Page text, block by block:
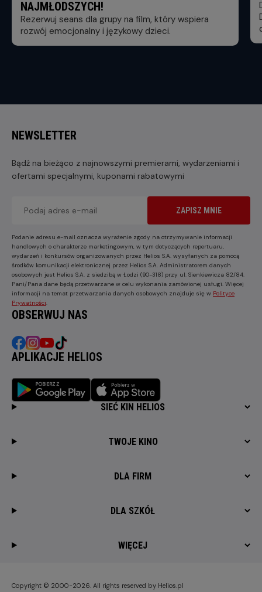
NAJMŁODSZYCH!
Rezerwuj seans dla grupy na film, który wspiera
rozwój emocjonalny i językowy dzieci.
NEWSLETTER
Bądź na bieżąco z najnowszymi premierami, wydarzeniami i
ofertami specjalnymi, kuponami rabatowymi
ZAPISZ MNIE
Podanie adresu e-mail oznacza wyrażenie zgody na otrzymywanie informacji
handlowych o charakterze marketingowym, w tym dotyczących repertuaru,
wydarzeń i konkursów organizowanych przez Helios S.A. wysyłanych za pomocą
środków komunikacji elektronicznej przez Helios S.A. Administratorem danych
osobowych jest Helios S.A. z siedzibą w Łodzi (90-318) przy ul. Sienkiewicza 82/84.
Pani/Pana dane będą przetwarzane w celu wykonania zamówionej usługi. Więcej
informacji na temat przetwarzania danych osobowych znajduje się w Polityce
Prywatności.
OBSERWUJ NAS
APLIKACJE HELIOS
SIEĆ KIN HELIOS
TWOJE KINO
DLA FIRM
DLA SZKÓŁ
WIĘCEJ
Copyright © 2000-2026. All rights reserved by Helios.pl